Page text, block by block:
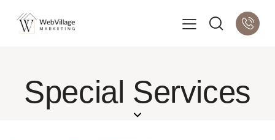
Special Services